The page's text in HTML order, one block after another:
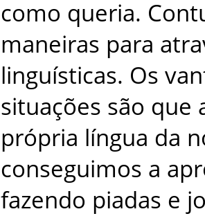
como queria.
maneiras para
linguísticas. Os
situações são que
própria língua da
conseguimos a
fazendo piadas e